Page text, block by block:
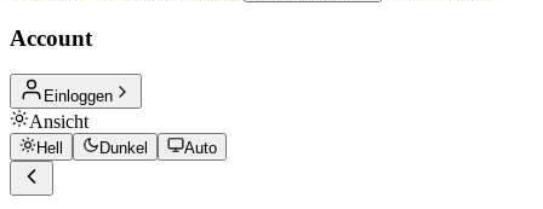
Account
Einloggen
Ansicht
Hell Dunkel Auto